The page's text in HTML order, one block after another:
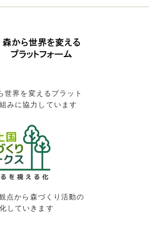
世界を変えるプラット
みに協力しています
点から森づくり活動の
していきます